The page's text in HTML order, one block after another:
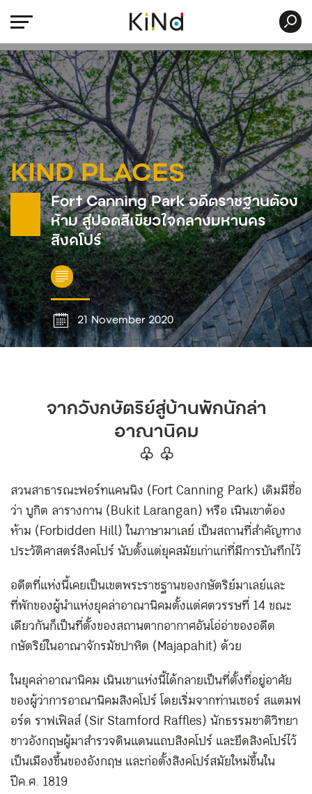
KIND PLACES
Fort Canning Park อดีตราชฐานต้อง
ห้าม สู่ปอดสีเขียวใจกลางมหานคร
สิงคโปร์
21 November 2020
จากวังกษัตริย์สู่บ้านพักนักล่า
อาณานิคม
♧ ♧
สวนสาธารณะฟอร์ทแคนนิง (Fort Canning Park) เดิมมีชื่อ
ว่า บูกิต ลารางกาน (Bukit Larangan) หรือ เนินเขาต้อง
ห้าม (Forbidden Hill) ในภาษามาเลย์ เป็นสถานที่สำคัญทาง
ประวัติศาสตร์สิงคโปร์ นับตั้งแต่ยุคสมัยเก่าแก่ที่มีการบันทึกไว้
อดีตที่แห่งนี้เคยเป็นเขตพระราชฐานของกษัตริย์มาเลย์และ
ที่พักของผู้นำแห่งยุคล่าอาณานิคมตั้งแต่ศตวรรษที่ 14 ขณะ
เดียวกันก็เป็นที่ตั้งของสถานตากอากาศอันโอ่อ่าของอดีต
กษัตริย์ในอาณาจักรมัชปาหิต (Majapahit) ด้วย
ในยุคล่าอาณานิคม เนินเขาแห่งนี้ได้กลายเป็นที่ตั้งที่อยู่อาศัย
ของผู้ว่าการอาณานิคมสิงคโปร์ โดยเริ่มจากท่านเซอร์ สแตมฟ
อร์ด ราฟเฟิลส์ (Sir Stamford Raffles) นักธรรมชาติวิทยา
ชาวอังกฤษ ผู้มาสำรวจดินแดนแถบสิงคโปร์ และยึดสิงคโปร์ไว้
เป็นเมืองขึ้นของอังกฤษ และก่อตั้งสิงคโปร์สมัยใหม่ขึ้นใน
ปี ค.ศ. 1819